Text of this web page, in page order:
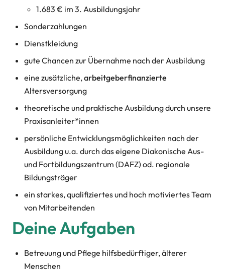
1.683 € im 3. Ausbildungsjahr
Sonderzahlungen
Dienstkleidung
gute Chancen zur Übernahme nach der Ausbildung
eine zusätzliche,arbeitgeberfinanzierte
Altersversorgung
theoretische und praktische Ausbildung durch unsere
Praxisanleiter*innen
persönliche Entwicklungsmöglichkeiten nach der
Ausbildung u.a. durch das eigene Diakonische Aus-
und Fortbildungszentrum (DAFZ) od. regionale
Bildungsträger
ein starkes, qualifiziertes und hoch motiviertes Team
von Mitarbeitenden
Deine Aufgaben
Betreuung und Pflege hilfsbedürftiger, älterer
Menschen